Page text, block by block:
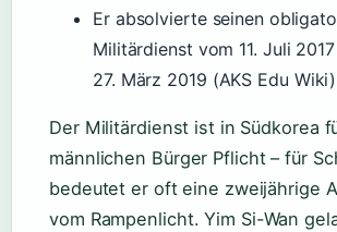
Er absolvierte seinen
Militärdienst vom 11. Juli 2017
27. März 2019 (AKS Edu
Der Militärdienst ist in Südkorea
männlichen Bürger Pflicht – für
bedeutet er oft eine zweijährige
vom Rampenlicht. Yim Si-Wan